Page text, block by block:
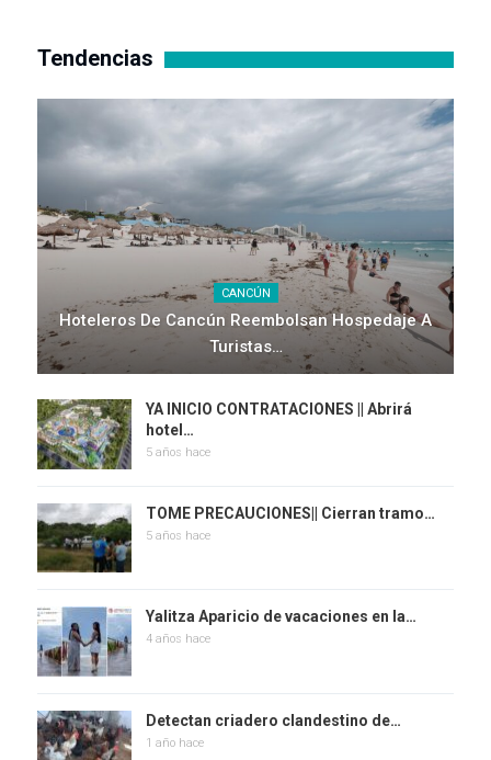
Tendencias
CANCÚN
Hoteleros De Cancún Reembolsan Hospedaje A
Turistas…
YA INICIO CONTRATACIONES || Abrirá
hotel…
5 años hace
TOME PRECAUCIONES|| Cierran tramo…
5 años hace
Yalitza Aparicio de vacaciones en la…
4 años hace
Detectan criadero clandestino de…
1 año hace